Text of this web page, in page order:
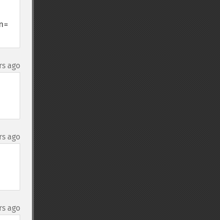
ago
ago
ago